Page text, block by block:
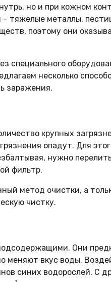
но и при кожном
тяжелые металлы,
поэтому они
специального
несколько
заражения.
крупных
опадут. Для
нужно
фильтр.
метод очистки, а
чистку.
Они
меняют вкус воды.
синих водорослей. С